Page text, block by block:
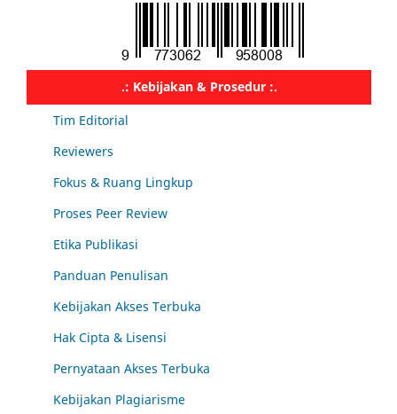
.: Kebijakan & Prosedur :.
Tim Editorial
Reviewers
Fokus & Ruang Lingkup
Proses Peer Review
Etika Publikasi
Panduan Penulisan
Kebijakan Akses Terbuka
Hak Cipta & Lisensi
Pernyataan Akses Terbuka
Kebijakan Plagiarisme